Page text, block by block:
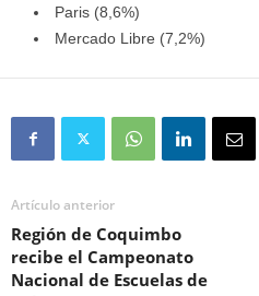
Paris (8,6%)
Mercado Libre (7,2%)
Artículo anterior
Región de Coquimbo
recibe el Campeonato
Nacional de Escuelas de